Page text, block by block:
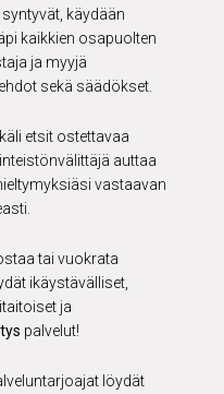
käydään
kaikkien osapuolten
ja myyjä
sekä säädökset.
etsit ostettavaa
auttaa
vastaavan
tai vuokrata
ikäystävälliset,
ja
palvelut!
löydät